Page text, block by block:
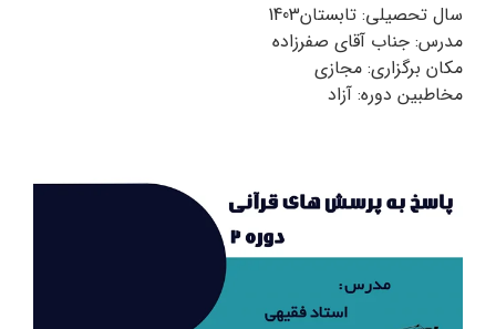
سال تحصیلی: تابستان1403
مدرس: جناب آقای صفرزاده
مکان برگزاری: مجازی
مخاطبین دوره: آزاد